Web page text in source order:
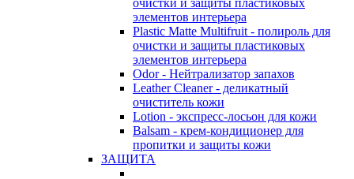
очистки и защиты пластиковых
элементов интерьера
Plastic Matte Multifruit - полироль для
очистки и защиты пластиковых
элементов интерьера
Odor - Нейтрализатор запахов
Leather Cleaner - деликатный
очиститель кожи
Lotion - экспресс-лосьон для кожи
Balsam - крем-кондиционер для
пропитки и защиты кожи
ЗАЩИТА